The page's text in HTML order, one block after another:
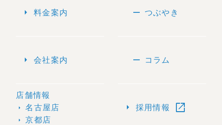
arrow_right 料金案内
arrow_right 会社案内
店舗情報
arrow_right 名古屋店
arrow_right 京都店
remove つぶやき
remove コラム
arrow_right 採用情報 open_in_new